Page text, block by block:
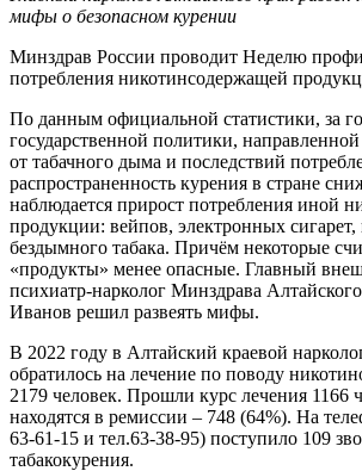
мифы о безопасном курении
Минздрав России проводит Неделю
потребления никотинсодержащей
По данным официальной статистики, за
государственной политики,
от табачного дыма и последствий
распространенность курения в стране
наблюдается прирост потребления иной
продукции: вейпов, электронных сигарет,
бездымного табака. Причём некоторые
«продукты» менее опасные. Главный
психиатр-нарколог Минздрава
Иванов решил развеять мифы.
В 2022 году в Алтайский краевой
обратилось на лечение по поводу
2179 человек. Прошли курс лечения 1166
находятся в ремиссии – 748 (64%). На
63-61-15 и тел.63-38-95) поступило 109
табакокурения.